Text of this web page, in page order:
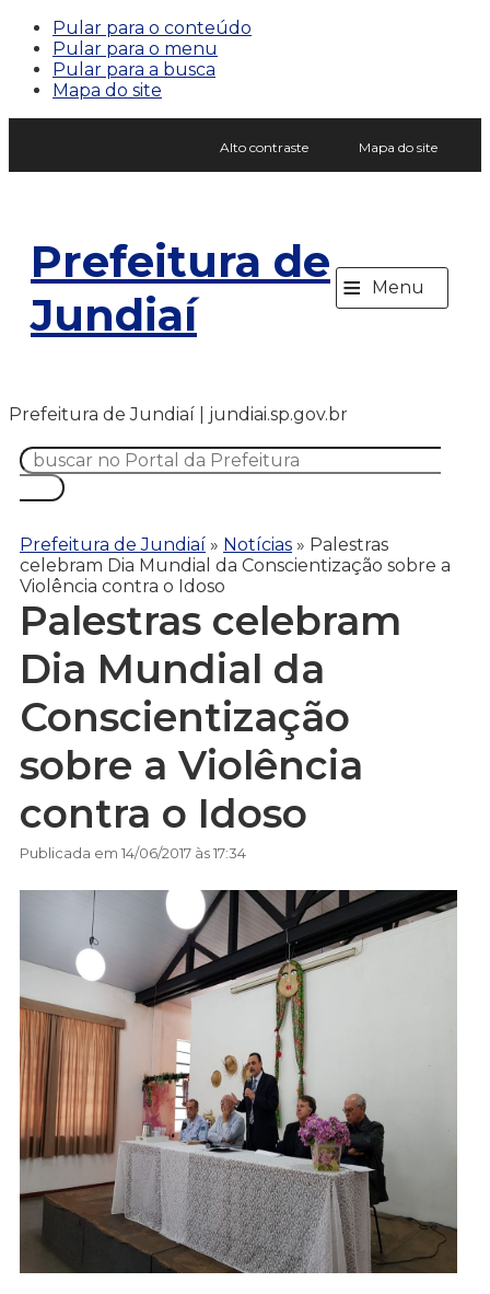
Pular para o conteúdo
Pular para o menu
Pular para a busca
Mapa do site
Alto contraste Mapa do site
Prefeitura de
Jundiaí
≡ Menu
Prefeitura de Jundiaí | jundiai.sp.gov.br
Prefeitura de Jundiaí » Notícias » Palestras
celebram Dia Mundial da Conscientização sobre a
Violência contra o Idoso
Palestras celebram
Dia Mundial da
Conscientização
sobre a Violência
contra o Idoso
Publicada em 14/06/2017 às 17:34